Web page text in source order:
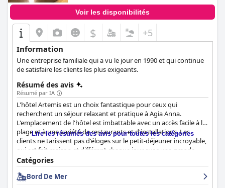
Voir les disponibilités
$ +5
Information
Une entreprise familiale qui a vu le jour en 1990 et qui continue
de satisfaire les clients les plus exigeants.
Résumé des avis
Résumé par IA
L'hôtel Artemis est un choix fantastique pour ceux qui
recherchent un séjour relaxant et pratique à Agia Anna.
L'emplacement de l'hôtel est imbattable avec un accès facile à la
plage et à une variété de restaurants et d'installations. Les
clients ne tarissent pas d'éloges sur le petit-déjeuner incroyable,
qui est fait maison et différent chaque jour avec une grande
variété de plats sucrés et salés préparés avec des ingrédients
frais et locaux. Les chambres sont propres et confortables,
beaucoup étant spacieuses et rénovées. Le personnel est
Lire les résumés des avis pour toutes les catégories
Catégories
Bord De Mer